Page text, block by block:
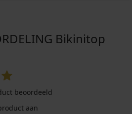
Bikinitop
beoordeeld
aan